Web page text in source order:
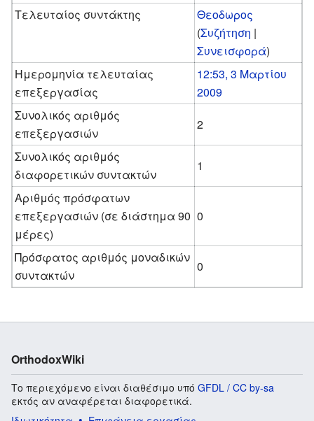
Τελευταίος συντάκτης
Θεοδωρος
(Συζήτηση |
Συνεισφορά)
Ημερομηνία τελευταίας
επεξεργασίας
12:53, 3 Μαρτίου
2009
Συνολικός αριθμός
επεξεργασιών
2
Συνολικός αριθμός
διαφορετικών συντακτών
1
Αριθμός πρόσφατων
επεξεργασιών (σε διάστημα 90
μέρες)
0
Πρόσφατος αριθμός μοναδικών
συντακτών
0
OrthodoxWiki
Το περιεχόμενο είναι διαθέσιμο υπό GFDL / CC by-sa
εκτός αν αναφέρεται διαφορετικά.